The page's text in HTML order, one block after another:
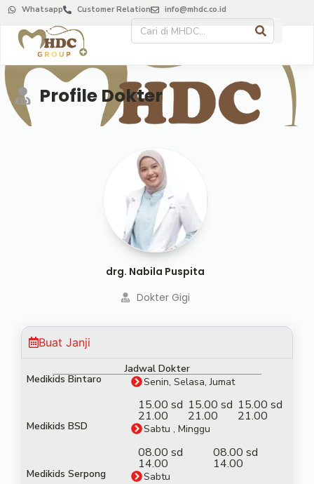
Whatsapp Customer Relation info@mhdc.co.id
Profile Dokter
drg. Nabila Puspita
Dokter Gigi
Buat Janji
Jadwal Dokter
Medikids Bintaro Senin, Selasa, Jumat
15.00 sd
21.00
15.00 sd
21.00
15.00 sd
21.00
Medikids BSD Sabtu , Minggu
08.00 sd
14.00
08.00 sd
14.00
Medikids Serpong Sabtu